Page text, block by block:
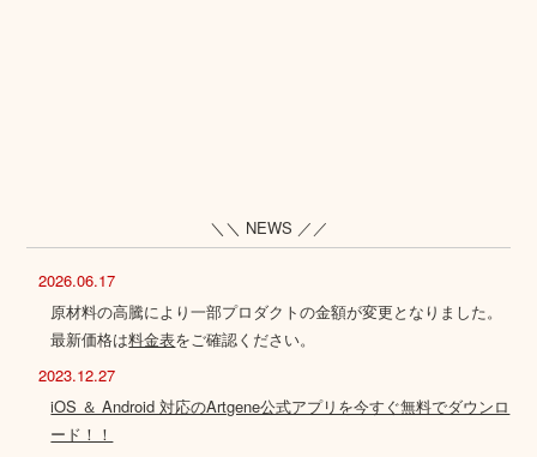
＼＼ NEWS ／／
2026.06.17
原材料の高騰により一部プロダクトの金額が変更となりました。
最新価格は料金表をご確認ください。
2023.12.27
iOS ＆ Android 対応のArtgene公式アプリを今すぐ無料でダウンロ
ード！！